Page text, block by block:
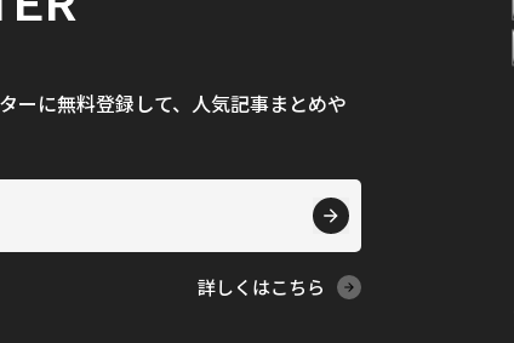
ーに無料登録して、人気記事まとめや
詳しくはこちら